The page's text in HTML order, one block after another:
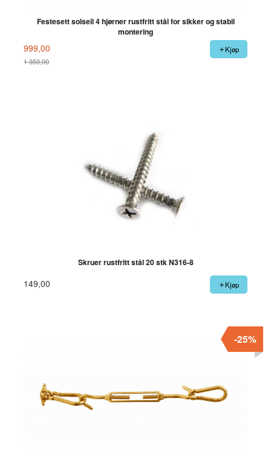
Festesett solseil 4 hjørner rustfritt stål for sikker og stabil
montering
999,00
1 350,00
Kjøp
Skruer rustfritt stål 20 stk N316-8
149,00 Kjøp
-25%